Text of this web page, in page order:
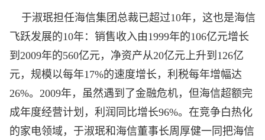
于淑珉担任海信集团总裁已超过10年，这也是海信
飞跃发展的10年：销售收入由1999年的106亿元增长
到2009年的560亿元，净资产从20亿元上升到126亿
元，规模以每年17%的速度增长，利税每年增幅达
26%。2009年，虽然遇到了金融危机，但海信超额完
成年度经营计划，利润同比增长96%。在竞争白热化
的家电领域，于淑珉和海信董事长周厚健一同把海信